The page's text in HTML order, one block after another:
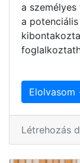
a
a
Elolvasom
Létrehozás